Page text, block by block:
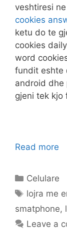
veshtiresi
cookies
ketu do te
cookies
word
fundit eshte
android dhe
gjeni tek kjo
Read more
Categories
Celulare
Tags
lojra me
smatphone,
Leave a